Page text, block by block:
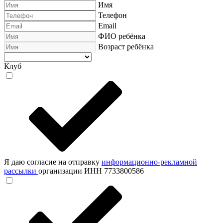
Имя
Телефон
Email
ФИО ребёнка
Возраст ребёнка
Клуб
Я даю согласие на отправку информационно-рекламной
рассылки организации ИНН 7733800586